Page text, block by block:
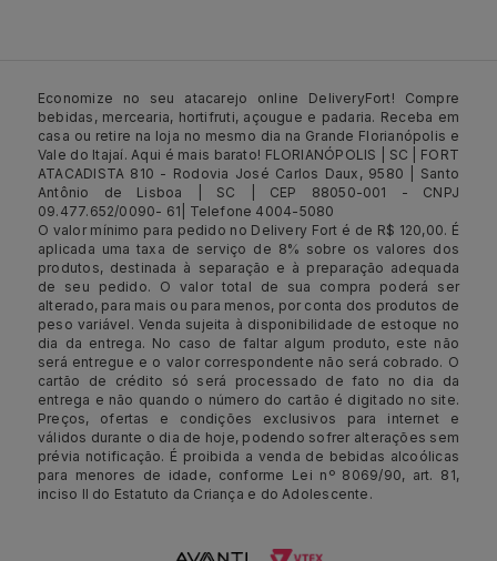
Economize no seu atacarejo online DeliveryFort! Compre
bebidas, mercearia, hortifruti, açougue e padaria. Receba em
casa ou retire na loja no mesmo dia na Grande Florianópolis e
Vale do Itajaí. Aqui é mais barato! FLORIANÓPOLIS | SC | FORT
ATACADISTA 810 - Rodovia José Carlos Daux, 9580 | Santo
Antônio de Lisboa | SC | CEP 88050-001 - CNPJ
09.477.652/0090- 61| Telefone 4004-5080
O valor mínimo para pedido no Delivery Fort é de R$ 120,00. É
aplicada uma taxa de serviço de 8% sobre os valores dos
produtos, destinada à separação e à preparação adequada
de seu pedido. O valor total de sua compra poderá ser
alterado, para mais ou para menos, por conta dos produtos de
peso variável. Venda sujeita à disponibilidade de estoque no
dia da entrega. No caso de faltar algum produto, este não
será entregue e o valor correspondente não será cobrado. O
cartão de crédito só será processado de fato no dia da
entrega e não quando o número do cartão é digitado no site.
Preços, ofertas e condições exclusivos para internet e
válidos durante o dia de hoje, podendo sofrer alterações sem
prévia notificação. É proibida a venda de bebidas alcoólicas
para menores de idade, conforme Lei nº 8069/90, art. 81,
inciso II do Estatuto da Criança e do Adolescente.